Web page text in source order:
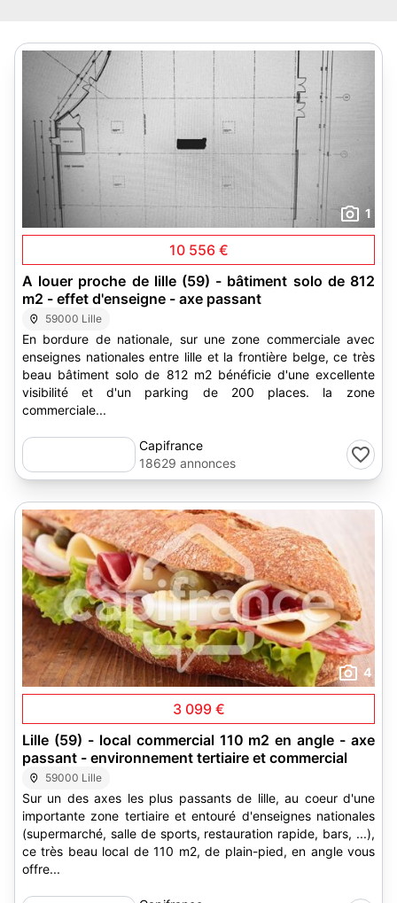
1
10 556 €
A louer proche de lille (59) - bâtiment solo de 812
m2 - effet d'enseigne - axe passant
59000 Lille
En bordure de nationale, sur une zone commerciale avec
enseignes nationales entre lille et la frontière belge, ce très
beau bâtiment solo de 812 m2 bénéficie d'une excellente
visibilité et d'un parking de 200 places. la zone
commerciale...
Capifrance
18629 annonces
4
3 099 €
Lille (59) - local commercial 110 m2 en angle - axe
passant - environnement tertiaire et commercial
59000 Lille
Sur un des axes les plus passants de lille, au coeur d'une
importante zone tertiaire et entouré d'enseignes nationales
(supermarché, salle de sports, restauration rapide, bars, ...),
ce très beau local de 110 m2, de plain-pied, en angle vous
offre...